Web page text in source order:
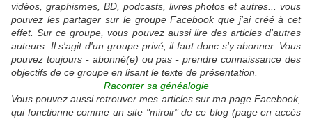
vidéos, graphismes, BD, podcasts, livres photos et autres... vous
pouvez les partager sur le groupe Facebook que j'ai créé à cet
effet. Sur ce groupe, vous pouvez aussi lire des articles d'autres
auteurs. Il s'agit d'un groupe privé, il faut donc s'y abonner. Vous
pouvez toujours - abonné(e) ou pas - prendre connaissance des
objectifs de ce groupe en lisant le texte de présentation.
Raconter sa généalogie
Vous pouvez aussi retrouver mes articles sur ma page Facebook,
qui fonctionne comme un site "miroir" de ce blog (page en accès